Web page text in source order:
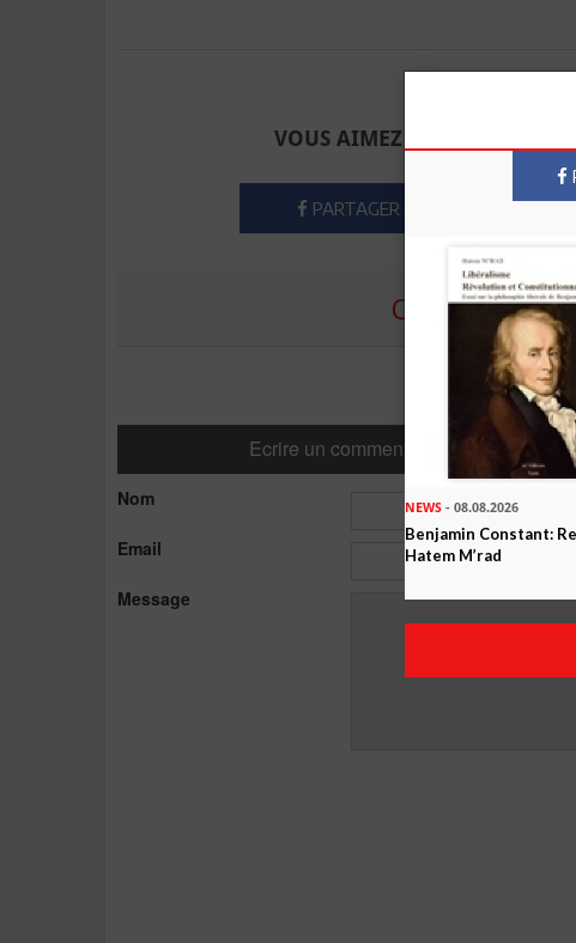
VOUS AIMEZ CET ARTICLE ?
PARTAGER
COMMENTER
Ecrire un commentaire
Nom
Email
Message
NEWS - 08.08.2026
Benjamin Constant:
Hatem M’rad